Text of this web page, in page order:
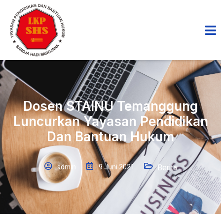
Dosen STAINU Temanggung
Luncurkan Yayasan Pendidikan
Dan Bantuan Hukum
admin 9 Juni 2021 Berita